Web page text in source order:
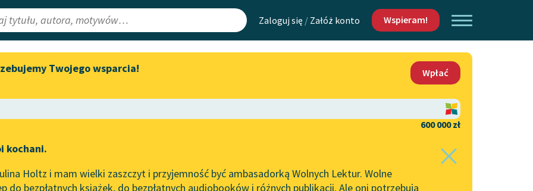
Zaloguj się / Załóż konto Wspieram!
Lektury
Aktualności
Zapraszamy na spotkanie
literatury skandynawskiej
Wolne Lektury na 32.
Pol’and’Rock Festivalu
Mapa Wolnych Lektur
Leśmianator
Kontakt
O projekcie
Zasady wykorzystania
Twojego wsparcia!
Wpłać
600 000 zł
kochani.
Holtz i mam wielki zaszczyt i przyjemność być ambasadorką Wolnych Lektur. Wolne
do bezpłatnych książek, do bezpłatnych audiobooków i różnych publikacji. Ale oni potrzebują